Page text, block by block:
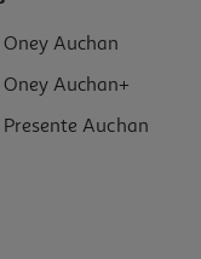
Auchan
Auchan+
Auchan